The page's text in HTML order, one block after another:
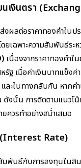
เงินตรา
ผลต่อราคาทองคำในปร
ดยเฉพาะความสัมพันธ์ระห
เนื่องจากราคาทองคำใ
ฐ เมื่อค่าเงินบาทแข็งค่
ละในทางกลับกัน หากค่
ดังนั้น การติดตามแนวโ
ควรทำอย่างสม่ำเสมอ
(Interest Rate)
มพันธ์กับการลงทุนในสิ